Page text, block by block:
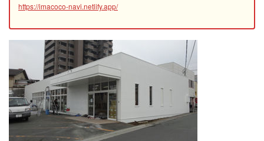
https://imacoco-navi.netlify.app/